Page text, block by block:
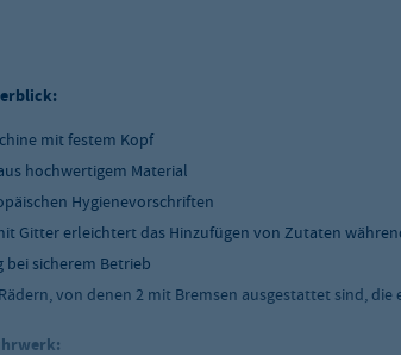
mit festem Kopf
hochwertigem Material
Hygienevorschriften
Gitter erleichtert das Hinzufügen von Zutaten
bei sicherem Betrieb
von denen 2 mit Bremsen ausgestattet sind,